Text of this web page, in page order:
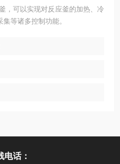
，可以实现对反应釜的加热、冷
等诸多控制功能。
电话：